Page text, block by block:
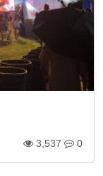
3,537 0